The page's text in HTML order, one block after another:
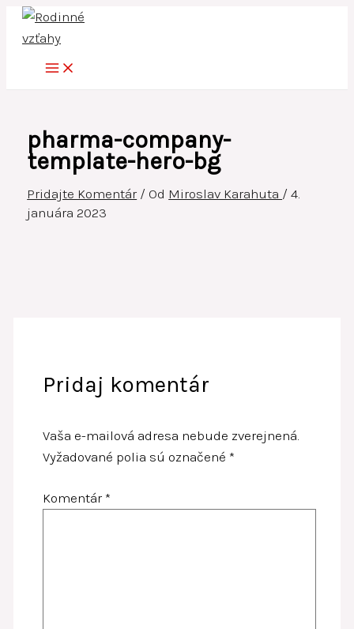
Preskočiť
pharma-company-
template-hero-bg
Pridajte Komentár / Od Miroslav Karahuta /4.
januára 2023
Pridaj komentár
Vaša e-mailová adresa nebude zverejnená.
Vyžadované polia sú označené *
Komentár *